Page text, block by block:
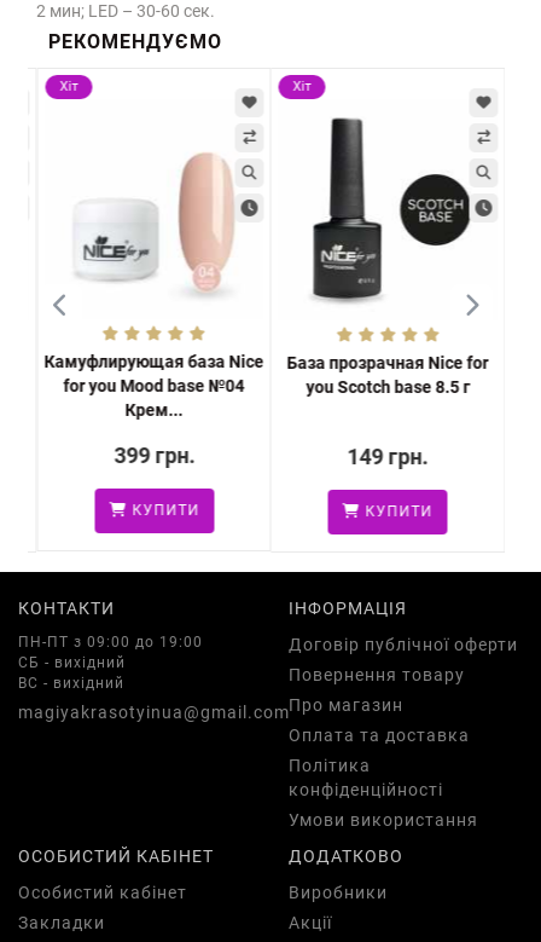
2 мин; LED – 30-60 сек.
РЕКОМЕНДУЄМО
Хіт
Камуфлирующая база Nice
for you Mood base №04
Крем...
399 грн.
КУПИТИ
Хіт
База прозрачная Nice for
you Scotch base 8.5 г
149 грн.
КУПИТИ
КОНТАКТИ
ПН-ПТ з 09:00 до 19:00
СБ - вихідний
ВС - вихідний
magiyakrasotyinua@gmail.com
ІНФОРМАЦІЯ
Договір публічної оферти
Повернення товару
Про магазин
Оплата та доставка
Політика
конфіденційності
Умови використання
ОСОБИСТИЙ КАБІНЕТ
Особистий кабінет
Закладки
ДОДАТКОВО
Виробники
Акції